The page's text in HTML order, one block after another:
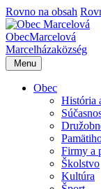
Rovno na obsah
ObecMarcelová
Marcelházaközség
Menu
Obec
História
Firmy a
Školstvo
Kultúra